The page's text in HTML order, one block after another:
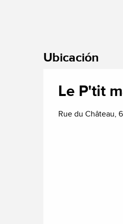
Ubicación
Le P'tit
Rue du Château,